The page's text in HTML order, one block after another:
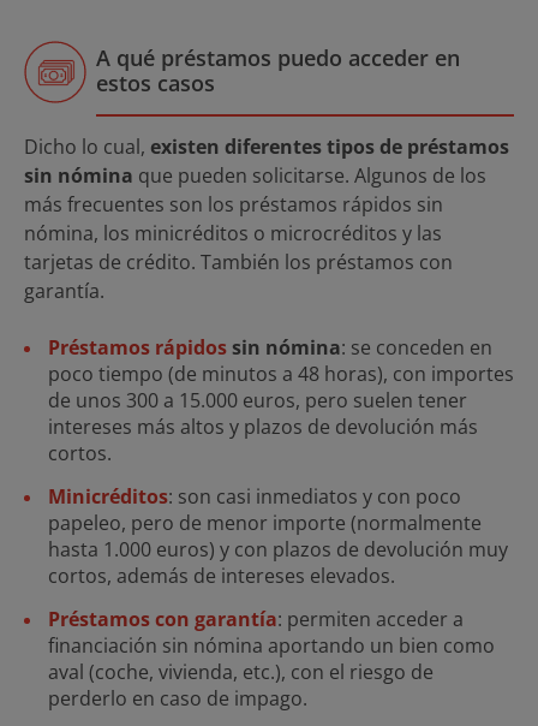
A qué préstamos puedo acceder en
estos casos
Dicho lo cual, existen diferentes tipos de préstamos
sin nómina que pueden solicitarse. Algunos de los
más frecuentes son los préstamos rápidos sin
nómina, los minicréditos o microcréditos y las
tarjetas de crédito. También los préstamos con
garantía.
Préstamos rápidossin nómina: se conceden en
poco tiempo (de minutos a 48 horas), con importes
de unos 300 a 15.000 euros, pero suelen tener
intereses más altos y plazos de devolución más
cortos.
Minicréditos: son casi inmediatos y con poco
papeleo, pero de menor importe (normalmente
hasta 1.000 euros) y con plazos de devolución muy
cortos, además de intereses elevados.
Préstamos con garantía: permiten acceder a
financiación sin nómina aportando un bien como
aval (coche, vivienda, etc.), con el riesgo de
perderlo en caso de impago.